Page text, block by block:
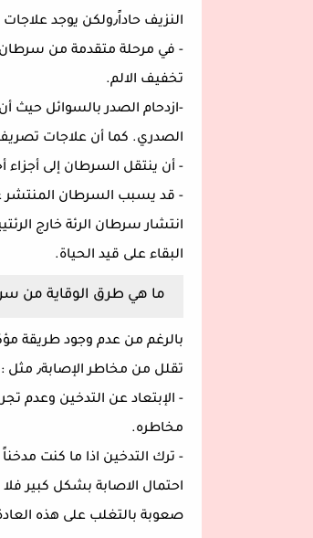
النزيف حاداً٫ولكن يوجد علاجات متاحة للحد من هذا النزيف والسيطرة عليه.
- في مرحلة متقدمة من سرطان
تخفيف الالم.
-ازدحام الصدر بالسوائل حيث
الصدري. كما أن علاجات
- أن ينتقل السرطان إلى أجزاء
- قد يسبب السرطان المنتشر
انتشار سرطان الرئة خارج
البقاء على قيد الحياة.
ما هي طرق الوقاية من
تقلل من مخاطر الإصابة٫ مثل :
مخاطره.
احتمال الاصابة بشكل كبير
صعوبة بالتغلب على هذه